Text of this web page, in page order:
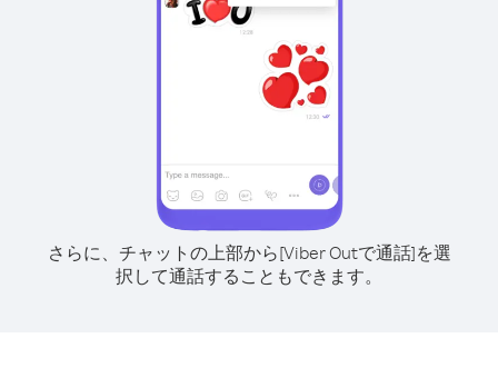
さらに、チャットの上部から[Viber Outで通話]を選
択して通話することもできます。